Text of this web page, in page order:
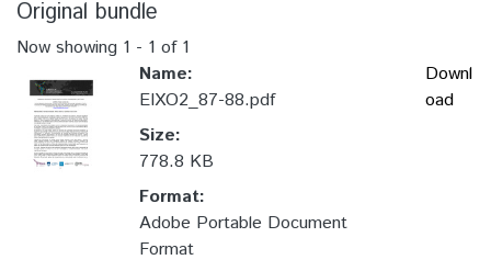
Original bundle
Now showing 1 - 1 of 1
Name:
EIXO2_87-88.pdf
Size:
778.8 KB
Format:
Adobe Portable Document
Format
Downl
oad